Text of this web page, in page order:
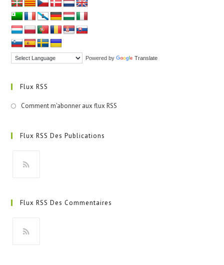
Powered by Translate
Flux RSS
Comment m'abonner aux flux RSS
Flux RSS Des Publications
un
onglet
Flux RSS Des Commentaires